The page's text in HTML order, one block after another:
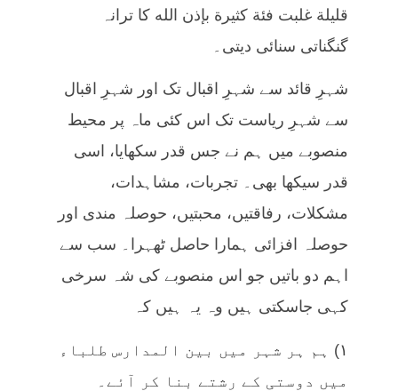
قليلة غلبت فئة كثيرة بإذن الله کا ترانہ
گنگناتی سنائی دیتی۔
شہرِ قائد سے شہرِ اقبال تک اور شہرِ اقبال
سے شہرِ ریاست تک اس کئی ماہ پر محیط
منصوبے میں ہم نے جس قدر سکھایا، اسی
قدر سیکھا بھی۔ تجربات، مشاہدات،
مشکلات، رفاقتیں، محبتیں، حوصلہ مندی اور
حوصلہ افزائی ہمارا حاصل ٹھہرا۔ سب سے
اہم دو باتیں جو اس منصوبے کی شہ سرخی
کہی جاسکتی ہیں وہ یہ ہیں کہ
۱) ہم ہر شہر میں بین المدارس طلباء
میں دوستی کے رشتے بنا کر آئے۔